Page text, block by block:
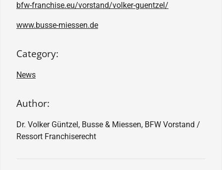
bfw-franchise.eu/vorstand/volker-guentzel/
www.busse-miessen.de
Category:
News
Author:
Dr. Volker Güntzel, Busse & Miessen, BFW Vorstand /
Ressort Franchiserecht